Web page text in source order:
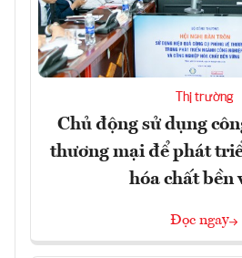
Thị trường
Chủ động sử dụng
thương mại để phát
hóa chất bền
Đọc ngay